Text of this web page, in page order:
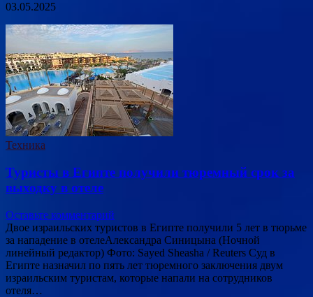
03.05.2025
Техника
Туристы в Египте получили тюремный срок за
выходку в отеле
Оставьте комментарий
Двое израильских туристов в Египте получили 5 лет в тюрьме
за нападение в отелеАлександра Синицына (Ночной
линейный редактор) Фото: Sayed Sheasha / Reuters Суд в
Египте назначил по пять лет тюремного заключения двум
израильским туристам, которые напали на сотрудников
отеля…